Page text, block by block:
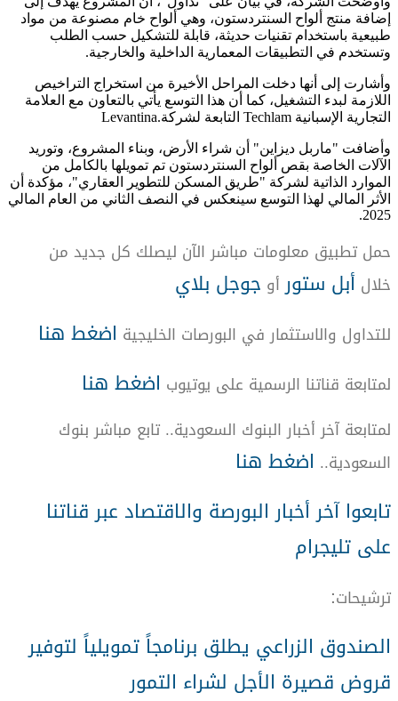
إضافة منتج ألواح السنتردستون، وهي ألواح خام مصنوعة من مواد
طبيعية باستخدام تقنيات حديثة، قابلة للتشكيل حسب الطلب
وتستخدم في التطبيقات المعمارية الداخلية والخارجية.
وأشارت إلى أنها دخلت المراحل الأخيرة من استخراج التراخيص
اللازمة لبدء التشغيل، كما أن هذا التوسع يأتي بالتعاون مع العلامة
التجارية الإسبانية Techlam التابعة لشركةLevantina.
وأضافت "ماربل ديزاين" أن شراء الأرض، وبناء المشروع، وتوريد
الآلات الخاصة بقص ألواح السنتردستون تم تمويلها بالكامل من
الموارد الذاتية لشركة "طريق المسكن للتطوير العقاري"، مؤكدة أن
الأثر المالي لهذا التوسع سينعكس في النصف الثاني من العام المالي
2025.
حمل تطبيق معلومات مباشر الآن ليصلك كل جديد من
خلال أبل ستور أو جوجل بلاي
للتداول والاستثمار في البورصات الخليجية اضغط هنا
لمتابعة قناتنا الرسمية على يوتيوب اضغط هنا
لمتابعة آخر أخبار البنوك السعودية.. تابع مباشر بنوك
السعودية.. اضغط هنا
تابعوا آخر أخبار البورصة والاقتصاد عبر قناتنا
على تليجرام
ترشيحات:
الصندوق الزراعي يطلق برنامجاً تمويلياً لتوفير
قروض قصيرة الأجل لشراء التمور